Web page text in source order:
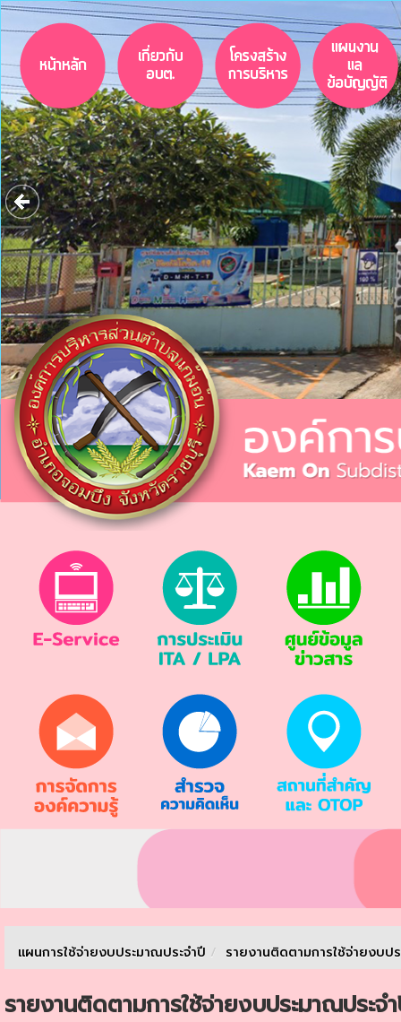
แผนการใช้จ่ายงบประมาณประจำปี / รายงานติดตามการใช้จ่ายงบป
รายงานติดตามการใช้จ่ายงบประมาณประจ